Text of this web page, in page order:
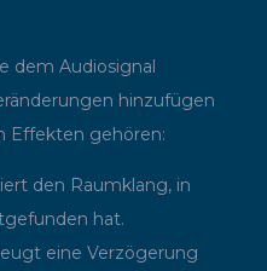
dem Audiosignal
hinzufügen
Effekten gehören:
den Raumklang, in
hat.
eine Verzögerung